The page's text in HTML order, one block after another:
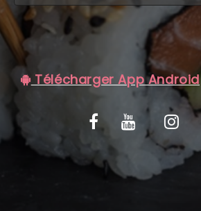
C.G.V
Télécharger App Android